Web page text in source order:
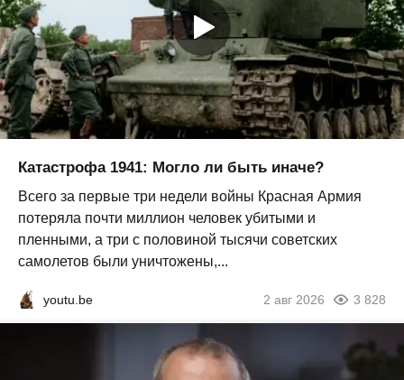
Катастрофа 1941: Могло ли быть иначе?
Всего за первые три недели войны Красная Армия
потеряла почти миллион человек убитыми и
пленными, а три с половиной тысячи советских
самолетов были уничтожены,...
youtu.be 2 авг 2026 3 828